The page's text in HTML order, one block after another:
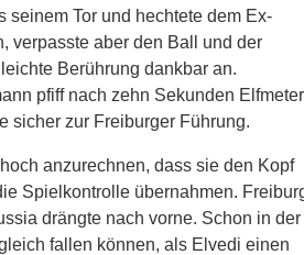
seinem Tor und hechtete dem Ex-
verpasste aber den Ball und der
Berührung dankbar an.
pfiff nach zehn Sekunden
sicher zur Freiburger Führung.
anzurechnen, dass sie den Kopf
Spielkontrolle übernahmen.
drängte nach vorne. Schon in der
fallen können, als Elvedi einen